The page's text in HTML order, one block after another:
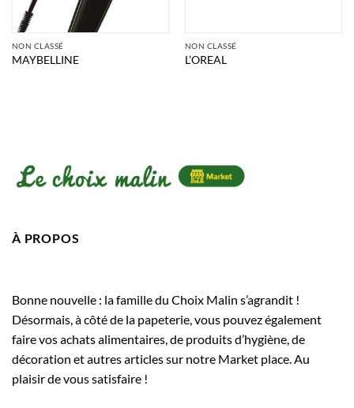
NON CLASSÉ
MAYBELLINE
NON CLASSÉ
L’OREAL
À PROPOS
Bonne nouvelle : la famille du Choix Malin s’agrandit !
Désormais, à côté de la papeterie, vous pouvez également
faire vos achats alimentaires, de produits d’hygiène, de
décoration et autres articles sur notre Market place. Au
plaisir de vous satisfaire !